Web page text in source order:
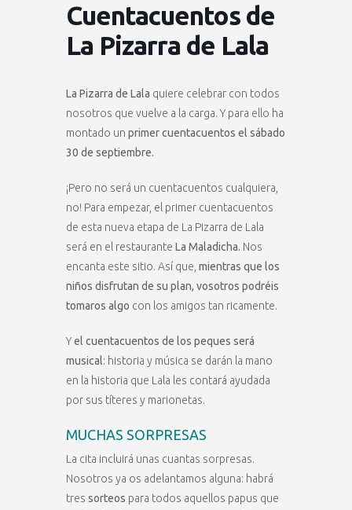
Cuentacuentos de
La Pizarra de Lala
La Pizarra de Lala quiere celebrar con todos
nosotros que vuelve a la carga. Y para ello ha
montado un primer cuentacuentos el sábado
30 de septiembre.
¡Pero no será un cuentacuentos cualquiera,
no! Para empezar, el primer cuentacuentos
de esta nueva etapa de La Pizarra de Lala
será en el restaurante La Maladicha. Nos
encanta este sitio. Así que, mientras que los
niños disfrutan de su plan, vosotros podréis
tomaros algo con los amigos tan ricamente.
Yel cuentacuentos de los peques será
musical: historia y música se darán la mano
en la historia que Lala les contará ayudada
por sus títeres y marionetas.
MUCHAS SORPRESAS
La cita incluirá unas cuantas sorpresas.
Nosotros ya os adelantamos alguna: habrá
tres sorteos para todos aquellos papus que